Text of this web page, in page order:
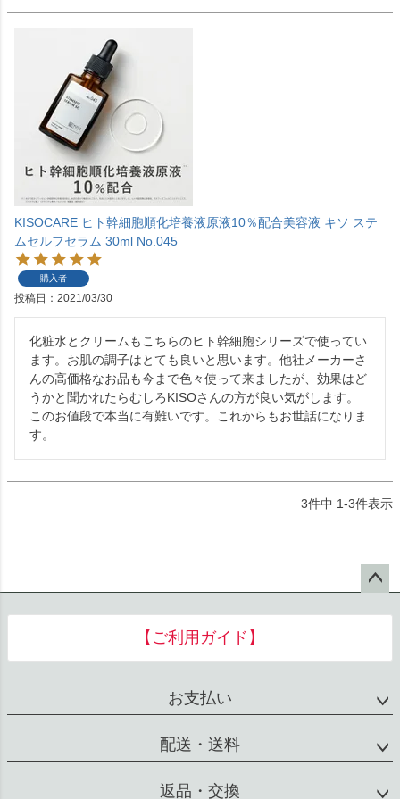
KISOCARE ヒト幹細胞順化培養液原液10％配合美容液 キソ ステ
ムセルフセラム 30ml No.045
購入者
投稿日 2021/03/30
化粧水とクリームもこちらのヒト幹細胞シリーズで使ってい
ます。お肌の調子はとても良いと思います。他社メーカーさ
んの高価格なお品も今まで色々使って来ましたが、効果はど
うかと聞かれたらむしろKISOさんの方が良い気がします。
このお値段で本当に有難いです。これからもお世話になりま
す。
3件中 1-3件表示
へ
【ご利用ガイド】
お支払い
配送・送料
返品・交換